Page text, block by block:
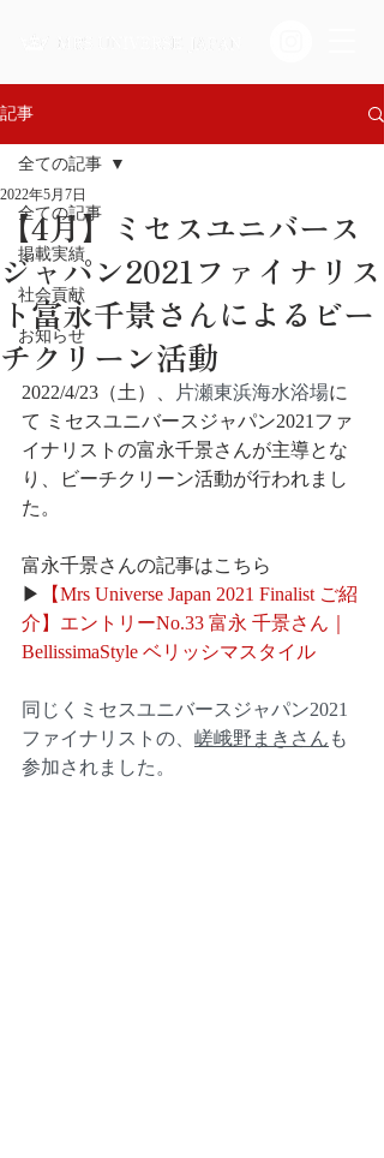
記事
全ての記事
掲載実績
社会貢献
お知らせ
全ての記事
【4月】ミセスユニバース
ジャパン2021ファイナリス
ト富永千景さんによるビー
チクリーン活動
2022年5月7日
2022/4/23（土）、 片瀬東浜海水浴場に
て ミセスユニバースジャパン2021ファ
イナリストの富永千景さんが主導とな
り、ビーチクリーン活動が行われまし
た。
富永千景さんの記事はこちら
▶
【Mrs Universe Japan 2021 Finalist ご紹
介】エントリーNo.33 富永 千景さん｜
BellissimaStyle ベリッシマスタイル
同じくミセスユニバースジャパン2021
ファイナリストの、 嵯峨野まきさん も
参加されました。